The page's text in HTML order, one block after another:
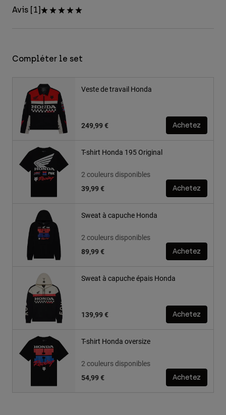
Avis [1]
Compléter le set
Veste de travail Honda
249,99 € Achetez
T-shirt Honda 195 Original
2 couleurs disponibles
39,99 €
Achetez
Sweat à capuche Honda
2 couleurs disponibles
89,99 €
Achetez
Sweat à capuche épais Honda
139,99 € Achetez
T-shirt Honda oversize
2 couleurs disponibles
54,99 €
Achetez